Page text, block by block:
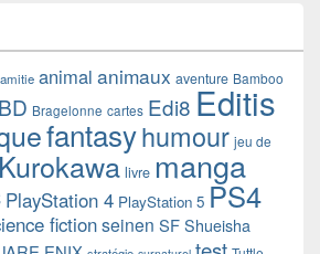
amitie animal animaux aventure Bamboo
BD Bragelonne cartes Edi8 Editis
fantasyhumour jeu de
Kurokawa livre manga
PlayStation 4 PlayStation 5 PS4
fictionseinen SF Shueisha